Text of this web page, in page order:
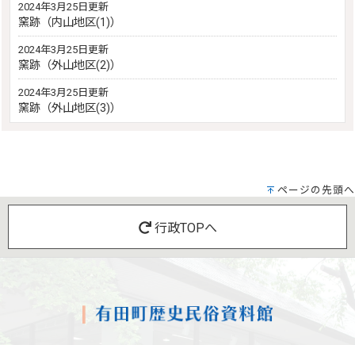
2024年3月25日更新
窯跡（内山地区(1)）
2024年3月25日更新
窯跡（外山地区(2)）
2024年3月25日更新
窯跡（外山地区(3)）
ページの先頭へ
行政TOPへ